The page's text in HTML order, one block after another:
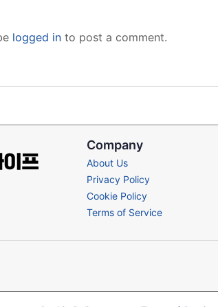
logged in to post a comment.
Company
About Us
Privacy Policy
Cookie Policy
Terms of Service